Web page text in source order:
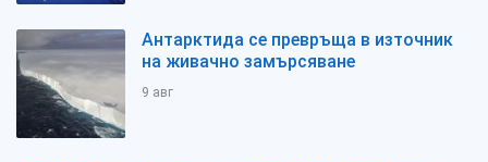
Антарктида се превръща в източник
на живачно замърсяване
9 авг